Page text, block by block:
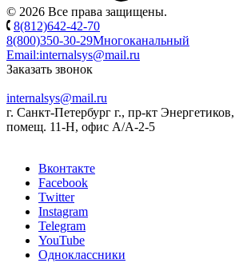
© 2026 Все права защищены.
8(812)642-42-70
8(800)350-30-29Многоканальный
Email:internalsys@mail.ru
Заказать звонок
internalsys@mail.ru
г. Санкт-Петербург г., пр-кт
помещ. 11-Н, офис А/А-2-5
Вконтакте
Facebook
Twitter
Instagram
Telegram
YouTube
Одноклассники